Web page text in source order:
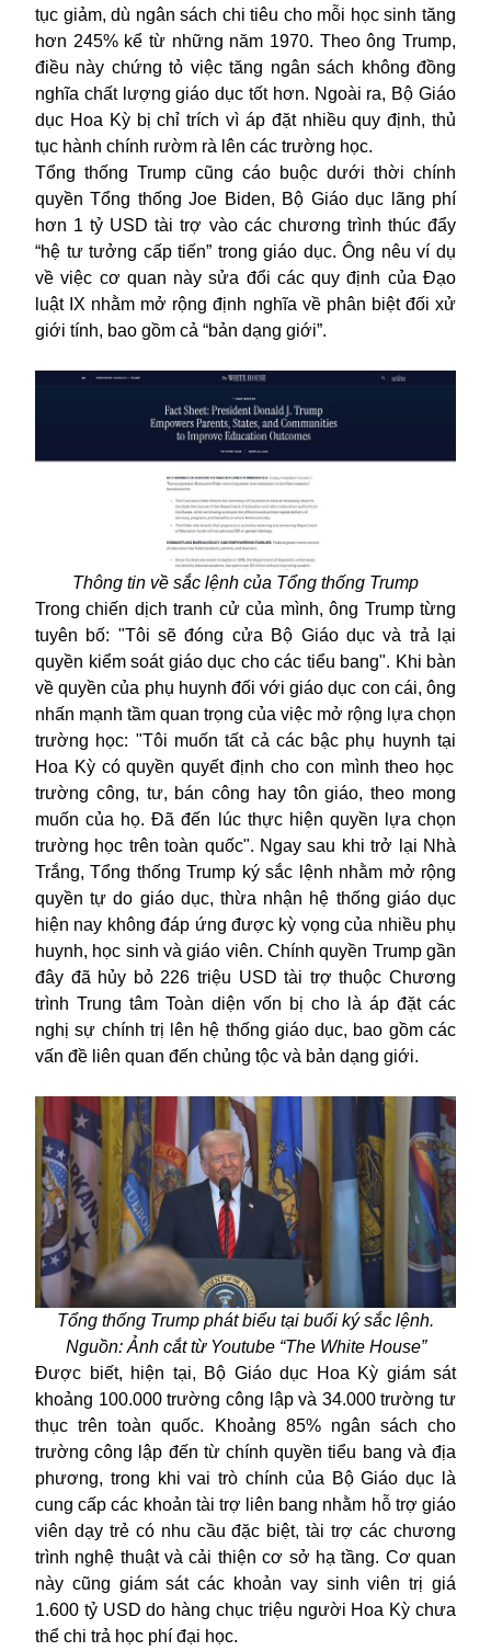
tục giảm, dù ngân sách chi tiêu cho mỗi học sinh tăng
hơn 245% kể từ những năm 1970. Theo ông Trump,
điều này chứng tỏ việc tăng ngân sách không đồng
nghĩa chất lượng giáo dục tốt hơn. Ngoài ra, Bộ Giáo
dục Hoa Kỳbị chỉ trích vì áp đặt nhiều quy định, thủ
tục hành chính rườm rà lên các trường học.
Tổng thống Trump cũng cáo buộc dưới thời chính
quyền Tổng thống Joe Biden, Bộ Giáo dục
lãng phí
hơn 1 tỷ USD tài trợ vào các chương trình thúc đẩy
“hệ tư tưởng cấp tiến” trong giáo dục. Ông nêu ví dụ
về việc cơ quan này sửa đổi các quy định của Đạo
luật IX nhằm mở rộng định nghĩa về phân biệt đối xử
giới tính, bao gồm cả “bản dạng giới”.
Thông tin về sắc lệnh của Tổng thống Trump
Trong chiến dịch tranh cử của mình, ông Trump từng
tuyên bố: "Tôi sẽ đóng cửa Bộ Giáo dục và trả lại
quyền kiểm soát giáo dục cho các tiểu bang". Khi bàn
về quyền của phụ huynh đối với giáo dục con cái, ông
nhấn mạnh tầm quan trọng của việc mở rộng lựa chọn
trường học: "Tôi muốn tất cả các bậc phụ huynh tại
Hoa Kỳcó quyền quyết định cho con mình theo học
trường công, tư, bán công hay tôn giáo, theo mong
muốn của họ. Đã đến lúc thực hiện quyền lựa chọn
trường học trên toàn quốc". Ngay sau khi trở lại Nhà
Trắng, Tổng thống Trump ký sắc lệnh nhằm mở rộng
quyền tự do giáo dục, thừa nhận hệ thống giáo dục
hiện nay không đáp ứng được kỳ vọng của nhiều phụ
huynh, học sinh và giáo viên. Chính quyền Trump gần
đây đã hủy bỏ 226 triệu USD tài trợ thuộc Chương
trình Trung tâm Toàn diện vốn bị cho là áp đặt các
nghị sự chính trị lên hệ thống giáo dục, bao gồm các
vấn đề liên quan đến chủng tộc và bản dạng giới.
Tổng thống Trump phát biểu tại buổi ký sắc lệnh.
Nguồn: Ảnh cắt từ Youtube “The White House”
Được biết, hiện tại, Bộ Giáo dục Hoa Kỳ giám sát
khoảng 100.000 trường công lập và 34.000 trường tư
thục trên toàn quốc. Khoảng 85% ngân sách cho
trường công lập đến từ chính quyền tiểu bang và địa
phương, trong khi vai trò chính của Bộ Giáo dục là
cung cấp các khoản tài trợ liên bang nhằm hỗ trợ giáo
viên dạy trẻ có nhu cầu đặc biệt, tài trợ các chương
trình nghệ thuật và cải thiện cơ sở hạ tầng. Cơ quan
này cũng giám sát các khoản vay sinh viên trị giá
1.600 tỷ USD do hàng chục triệu người Hoa Kỳ chưa
thể chi trả học phí đại học.